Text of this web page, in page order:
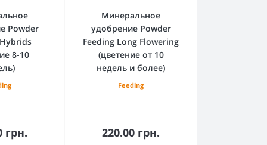
Powder
8-10
грн.
Минеральное
удобрение Powder
Feeding Long Flowering
(цветение от 10
недель и более)
Feeding
220.00 грн.